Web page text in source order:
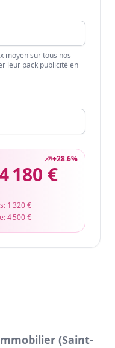
moyen sur tous nos
leur pack publicité en
+28.6%
180 €
1 320 €
4 500 €
(Saint-